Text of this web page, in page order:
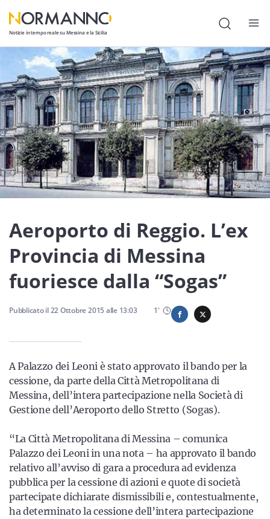
Notizie in tempo reale su Messina e la Sicilia
Attualità
Cronaca
Politica
Cultura
Lavoro
Società
Economia
Sport
Sicilia
Servizi
Resta sempre aggiornato con le ultime news, iscriviti alla
nostra newsletter
Iscriviti
Aeroporto di Reggio. L’ex
Provincia di Messina
fuoriesce dalla “Sogas”
Pubblicato il22 Ottobre 2015alle 13:03 1'
A Palazzo dei Leoni è stato approvato il bando per la
cessione, da parte della Città Metropolitana di
Messina, dell’intera partecipazione nella Società di
Gestione dell’Aeroporto dello Stretto (Sogas).
“La Città Metropolitana di Messina – comunica
Palazzo dei Leoni in una nota – ha approvato il bando
relativo all’avviso di gara a procedura ad evidenza
pubblica per la cessione di azioni e quote di società
partecipate dichiarate dismissibili e, contestualmente,
ha determinato la cessione dell’intera partecipazione